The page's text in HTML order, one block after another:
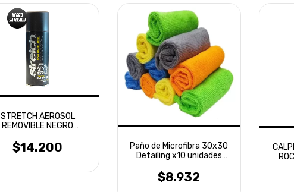
STRETCH AEROSOL
REMOVIBLE NEGRO
$14.200
Paño de Microfibra 30x30
Detailing x10 unidades
$8.932